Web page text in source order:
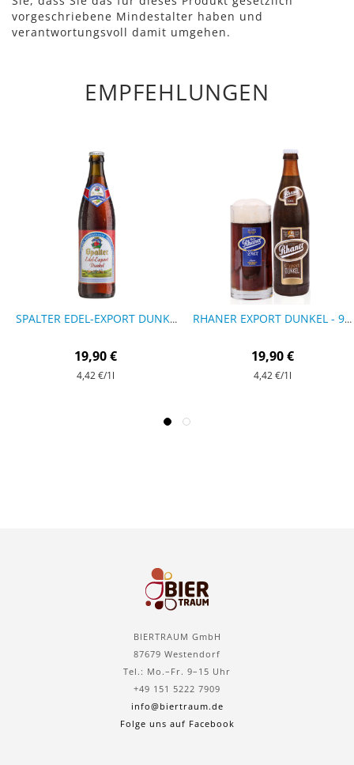
vorgeschriebene Mindestalter haben und
verantwortungsvoll damit umgehen.
EMPFEHLUNGEN
SPALTER EDEL-EXPORT DUNKEL - 9 FLASCHEN
19,90 €
4,42 €/1l
RHANER EXPORT DUNKEL - 9 FLASCHEN
19,90 €
4,42 €/1l
BIERTRAUM GmbH
87679 Westendorf
Tel.: Mo.–Fr. 9–15 Uhr
+49 151 5222 7909
info@biertraum.de
Folge uns auf Facebook